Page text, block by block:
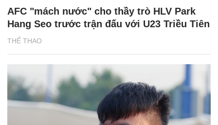
THỂ THAO
AFC "mách nước" cho thầy trò HLV Park
Hang Seo trước trận đấu với U23 Triều Tiên